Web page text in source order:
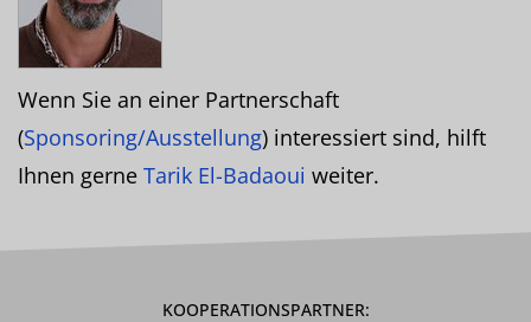
Wenn Sie an einer Partnerschaft
(Sponsoring/Ausstellung) interessiert sind, hilft
Ihnen gerne Tarik El-Badaoui weiter.
KOOPERATIONSPARTNER: